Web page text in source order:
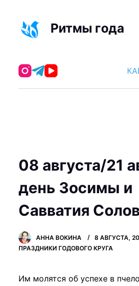
Ритмы года
08 августа/21
день Зосимы и
Савватия
АННА ВОКИНА
8 АВГУСТА,
ПРАЗДНИКИ ГОДОВОГО КРУГА
Им молятся об успехе в